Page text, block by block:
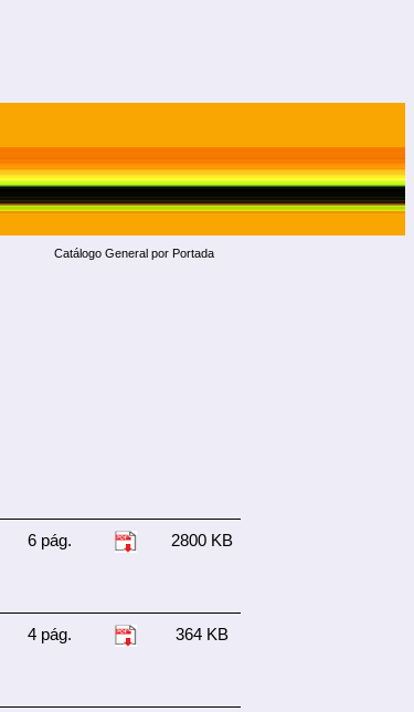
Catálogo General por Portada
6 pág. 2800 KB
4 pág. 364 KB